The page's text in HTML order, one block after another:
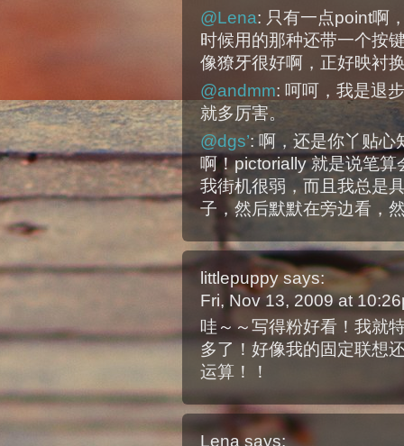
@Lena: 只有一点point啊
时候用的那种还带一个按
像獠牙很好啊，正好映衬
@andmm: 呵呵，我是退
就多厉害。
@dgs’: 啊，还是你丫贴心
啊！pictorially 就是说笔
我街机很弱，而且我总是
子，然后默默在旁边看，
littlepuppy says:
Fri, Nov 13, 2009 at
哇～～写得粉好看！我就
多了！好像我的固定联想
运算！！
Lena says: